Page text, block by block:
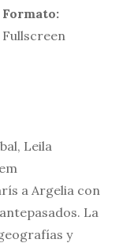
Formato:
Fullscreen
Leila
a Argelia con
La
y